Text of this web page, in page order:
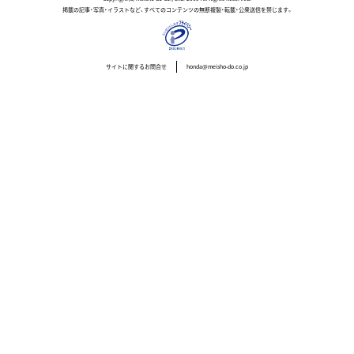
掲載の記事・写真・イラストなど、すべてのコンテンツの無断複製・転載・公衆送信を禁じます。
サイトに関するお問合せ honda@meisho-do.co.jp